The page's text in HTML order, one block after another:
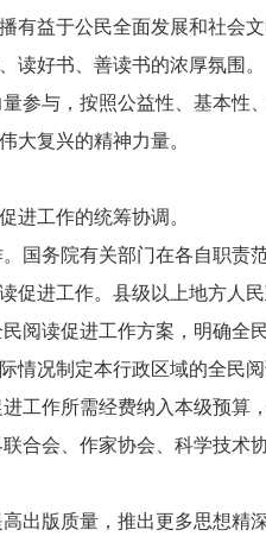
有益于公民全面发展和社会
读好书、善读书的浓厚氛围。
参与，按照公益性、基本
大复兴的精神力量。
进工作的统筹协调。
国务院有关部门在各自职责
进工作。县级以上地方人
阅读促进工作方案，明确全
况制定本行政区域的全民阅
工作所需经费纳入本级预算
合会、作家协会、科学技
出版质量，推出更多思想